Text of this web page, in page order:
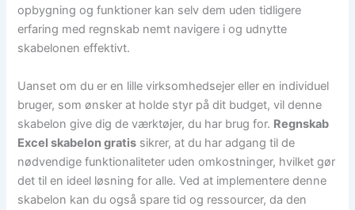
opbygning og funktioner kan selv dem uden tidligere
erfaring med regnskab nemt navigere i og udnytte
skabelonen effektivt.
Uanset om du er en lille virksomhedsejer eller en individuel
bruger, som ønsker at holde styr på dit budget, vil denne
skabelon give dig de værktøjer, du har brug for. Regnskab
Excel skabelon gratis sikrer, at du har adgang til de
nødvendige funktionaliteter uden omkostninger, hvilket gør
det til en ideel løsning for alle. Ved at implementere denne
skabelon kan du også spare tid og ressourcer, da den